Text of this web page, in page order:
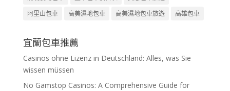
阿里山包車
高美濕地包車 高美濕地包車旅遊 高雄包車
宜蘭包車推薦
Casinos ohne Lizenz in Deutschland: Alles, was Sie
wissen müssen
No Gamstop Casinos: A Comprehensive Guide for